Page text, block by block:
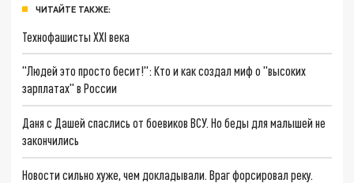
ЧИТАЙТЕ ТАКЖЕ:
Технофашисты XXI века
"Людей это просто бесит!": Кто и как создал миф о "высоких
зарплатах" в России
Даня с Дашей спаслись от боевиков ВСУ. Но беды для малышей не
закончились
Новости сильно хуже, чем докладывали. Враг форсировал реку.